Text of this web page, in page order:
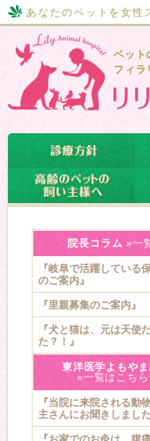
あなたのペットを女性
ペット
フィラ
院長コラム »一
『岐阜で活躍している
のご案内』
『里親募集のご案内』
『犬と猫は、元は天使
た？！』
東洋医学よもや
»一覧はこちら
『当院に来院される動
主さんにお聞きしました